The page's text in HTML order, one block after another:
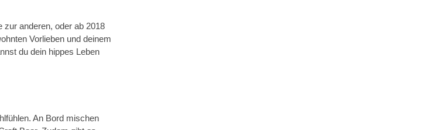
zur anderen, oder ab 2018
Vorlieben und deinem
du dein hippes Leben
An Bord mischen